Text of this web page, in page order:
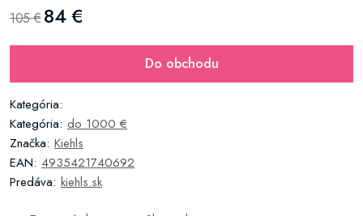
105 €84 €
Do obchodu
Kategória:
Kategória: do 1000 €
Značka: Kiehls
EAN: 4935421740692
Predáva: kiehls.sk